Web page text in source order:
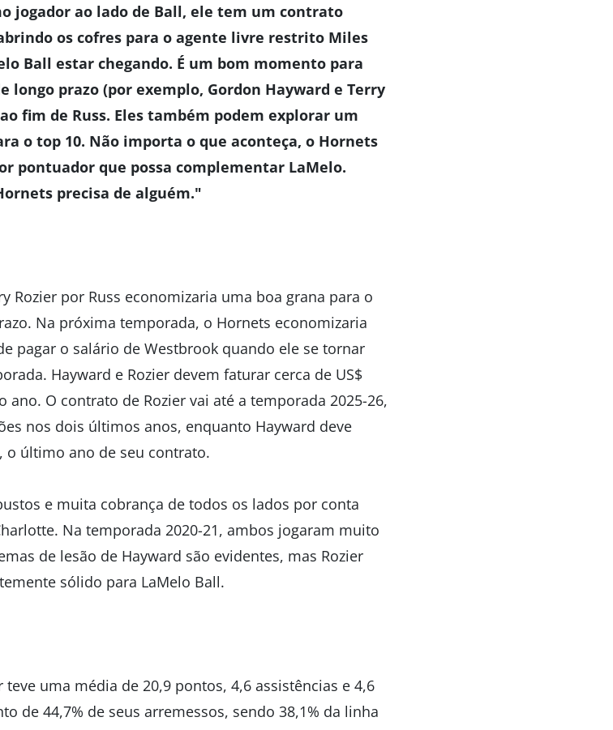
jogador ao lado de Ball, ele tem um contrato
os cofres para o agente livre restrito Miles
Ball estar chegando. É um bom momento para
prazo (por exemplo, Gordon Hayward e Terry
fim de Russ. Eles também podem explorar um
o top 10. Não importa o que aconteça, o Hornets
pontuador que possa complementar LaMelo.
precisa de alguém."
Rozier por Russ economizaria uma boa grana para o
Na próxima temporada, o Hornets economizaria
pagar o salário de Westbrook quando ele se tornar
Hayward e Rozier devem faturar cerca de US$
O contrato de Rozier vai até a temporada 2025-26,
nos dois últimos anos, enquanto Hayward deve
o último ano de seu contrato.
e muita cobrança de todos os lados por conta
Na temporada 2020-21, ambos jogaram muito
de lesão de Hayward são evidentes, mas Rozier
sólido para LaMelo Ball.
uma média de 20,9 pontos, 4,6 assistências e 4,6
de 44,7% de seus arremessos, sendo 38,1% da linha